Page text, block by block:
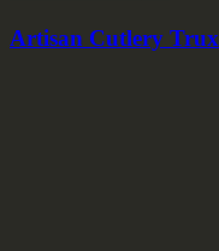
Artisan Cutlery Trux